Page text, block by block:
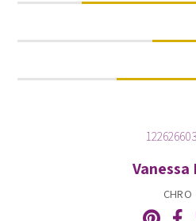
CHRO